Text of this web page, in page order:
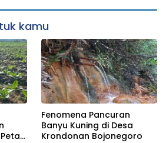
kamu
Fenomena Pancuran
Banyu Kuning di Desa
Krondonan Bojonegoro